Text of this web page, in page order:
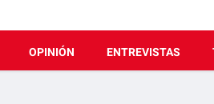
OPINIÓN ENTREVISTAS